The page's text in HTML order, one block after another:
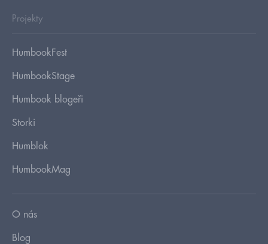
Projekty
HumbookFest
HumbookStage
Humbook blogeři
Storki
Humblok
HumbookMag
O nás
Blog